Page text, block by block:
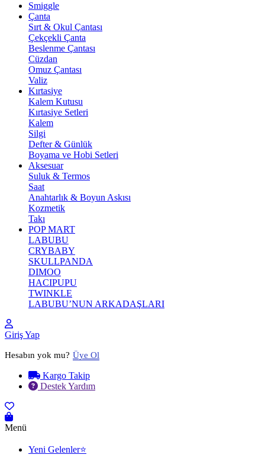
Smiggle
Çanta
Sırt & Okul Çantası
Çekçekli Çanta
Beslenme Çantası
Cüzdan
Omuz Çantası
Valiz
Kırtasiye
Kalem Kutusu
Kırtasiye Setleri
Kalem
Silgi
Defter & Günlük
Boyama ve Hobi Setleri
Aksesuar
Suluk & Termos
Saat
Anahtarlık & Boyun Askısı
Kozmetik
Takı
POP MART
LABUBU
CRYBABY
SKULLPANDA
DIMOO
HACIPUPU
TWINKLE
LABUBU’NUN ARKADAŞLARI
Giriş Yap
Hesabın yok mu? Üye Ol
Kargo Takip
Destek Yardım
Menü
Yeni Gelenler⭐